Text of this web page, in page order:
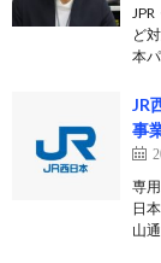
ど
本
JR
事
専
日
山